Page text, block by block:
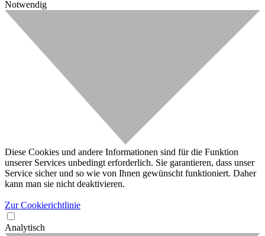
Notwendig
Diese Cookies und andere Informationen sind für die Funktion
unserer Services unbedingt erforderlich. Sie garantieren, dass unser
Service sicher und so wie von Ihnen gewünscht funktioniert. Daher
kann man sie nicht deaktivieren.
Zur Cookierichtlinie
Analytisch